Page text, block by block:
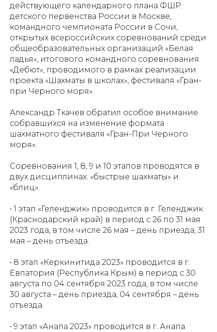
действующего календарного плана ФШР:
детского первенства России в Москве,
командного чемпионата России в Сочи,
открытых всероссийских соревнований среди
общеобразовательных организаций «Белая
ладья», итогового командного соревнования
«Дебют», проводимого в рамках реализации
проекта «Шахматы в школах», фестиваля «Гран-
при Черного моря».
Александр Ткачев обратил особое внимание
собравшихся на изменение формата
шахматного фестиваля «Гран-При Черного
моря».
Соревнования 1, 8, 9 и 10 этапов проводятся в
двух дисциплинах: «быстрые шахматы» и
«блиц».
• 1 этап «Геленджик» проводится в г. Геленджик
(Краснодарский край) в период с 26 по 31 мая
2023 года, в том числе 26 мая – день приезда, 31
мая – день отъезда.
• 8 этап «Керкинитида 2023» проводится в г.
Евпатория (Республика Крым) в период с 30
августа по 04 сентября 2023 года, в том числе
30 августа – день приезда, 04 сентября – день
отъезда.
• 9 этап «Анапа 2023» проводится в г. Анапа